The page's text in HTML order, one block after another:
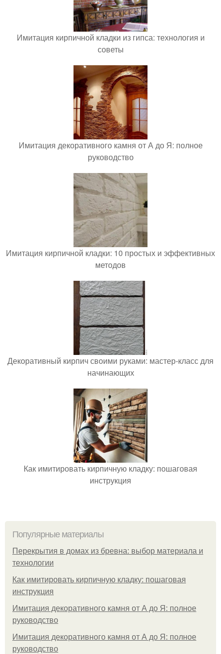
Имитация кирпичной кладки из гипса: технология и
советы
Имитация декоративного камня от А до Я: полное
руководство
Имитация кирпичной кладки: 10 простых и эффективных
методов
Декоративный кирпич своими руками: мастер-класс для
начинающих
Как имитировать кирпичную кладку: пошаговая
инструкция
Популярные материалы
Перекрытия в домах из бревна: выбор материала и
технологии
Как имитировать кирпичную кладку: пошаговая
инструкция
Имитация декоративного камня от А до Я: полное
руководство
Имитация декоративного камня от А до Я: полное
руководство